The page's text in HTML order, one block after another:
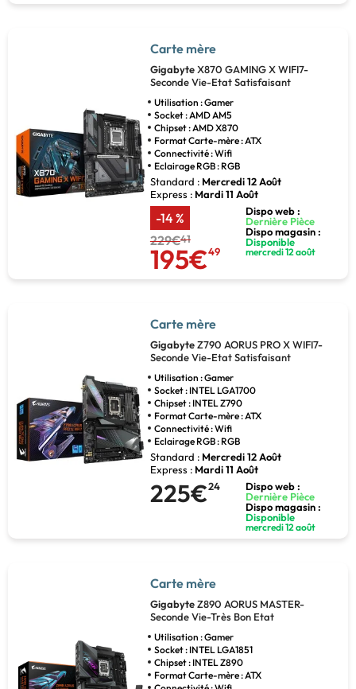
Carte mère
GigabyteX870 GAMING X WIFI7-
Seconde Vie-Etat Satisfaisant
Utilisation : Gamer
Socket : AMD AM5
Chipset : AMD X870
Format Carte-mère : ATX
Connectivité : Wifi
Eclairage RGB : RGB
Standard : Mercredi 12 Août
Express : Mardi 11 Août
-14 %
229€41
195€49
Dispo web :
Dernière Pièce
Dispo magasin :
Disponible
mercredi 12 août
Carte mère
GigabyteZ790 AORUS PRO X WIFI7-
Seconde Vie-Etat Satisfaisant
Utilisation : Gamer
Socket : INTEL LGA1700
Chipset : INTEL Z790
Format Carte-mère : ATX
Connectivité : Wifi
Eclairage RGB : RGB
Standard : Mercredi 12 Août
Express : Mardi 11 Août
225€24
Dispo web :
Dernière Pièce
Dispo magasin :
Disponible
mercredi 12 août
Carte mère
GigabyteZ890 AORUS MASTER-
Seconde Vie-Très Bon Etat
Utilisation : Gamer
Socket : INTEL LGA1851
Chipset : INTEL Z890
Format Carte-mère : ATX